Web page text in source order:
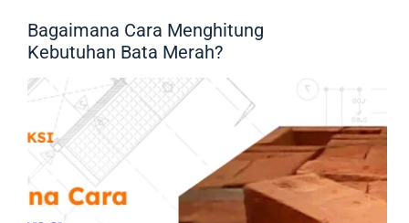
Bagaimana Cara Menghitung
Kebutuhan Bata Merah?